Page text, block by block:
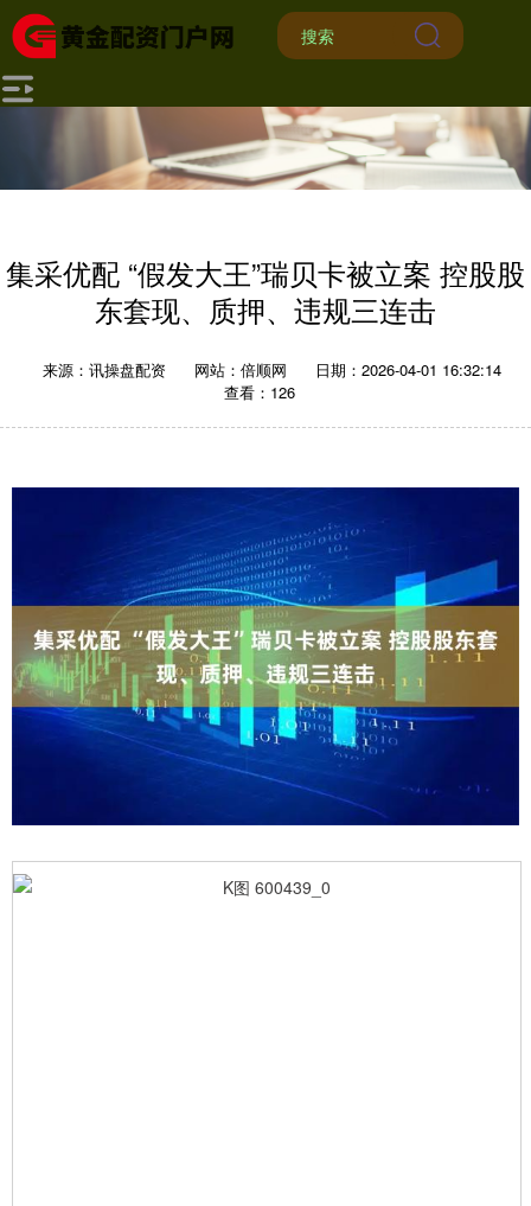
集采优配 “假发大王”瑞贝卡被立案 控股股
东套现、质押、违规三连击
来源：讯操盘配资 网站：倍顺网
日期：2026-04-01 16:32:14
查看：126